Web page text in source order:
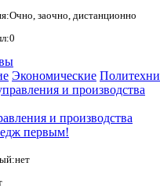
заочно, дистанционно
Экономические
и производства
первым!